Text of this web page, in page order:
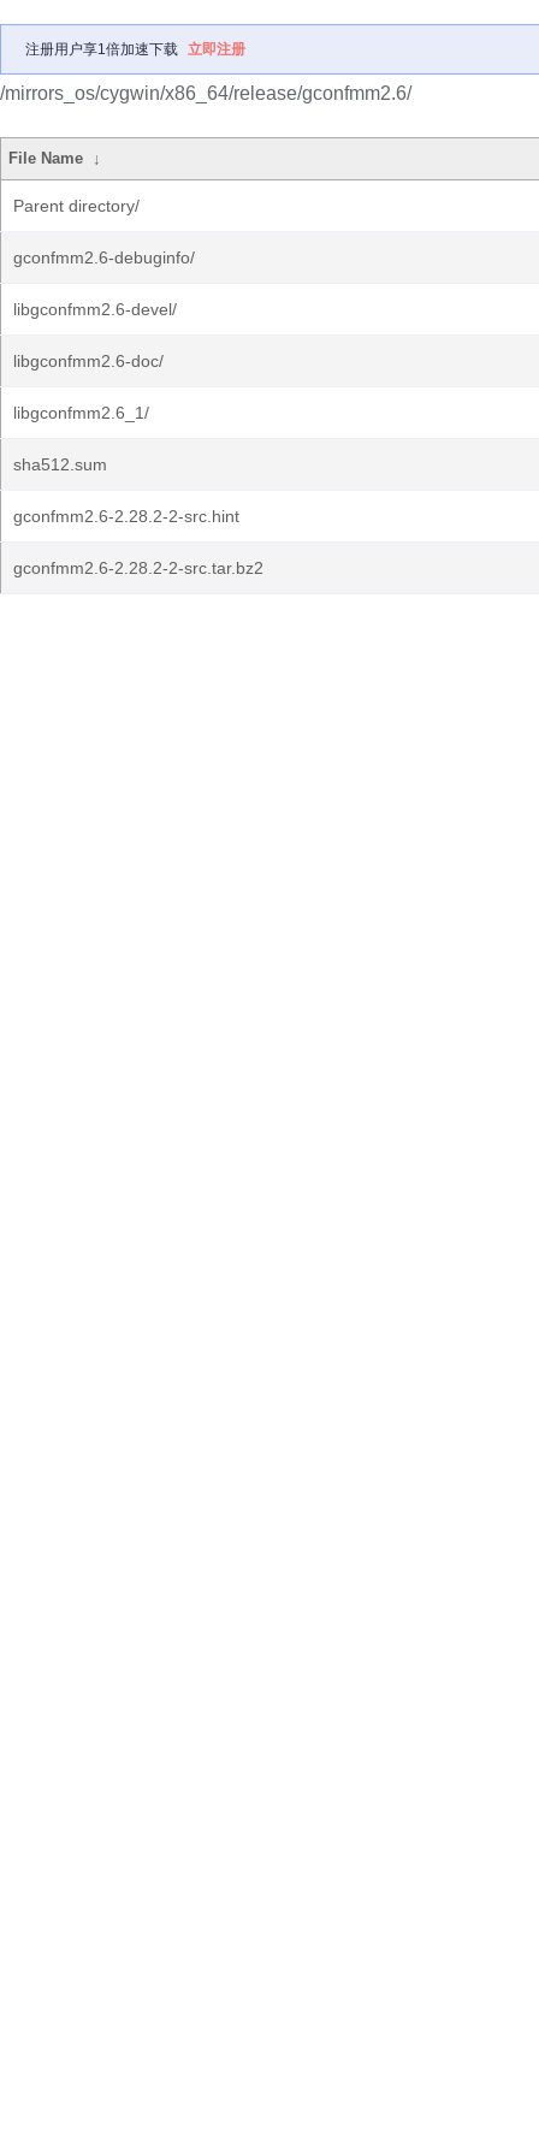
注册用户享1倍加速下载 立即注册
/mirrors_os/cygwin/x86_64/release/gconfmm2.6/
File Name ↓
Parent directory/
gconfmm2.6-debuginfo/
libgconfmm2.6-devel/
libgconfmm2.6-doc/
libgconfmm2.6_1/
sha512.sum
gconfmm2.6-2.28.2-2-src.hint
gconfmm2.6-2.28.2-2-src.tar.bz2